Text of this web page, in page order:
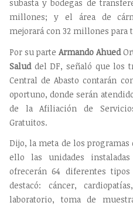
subasta y bodegas de
millones; y el área de
mejorará con 32 millones para
Por su parte Armando Ahued
Saluddel DF, señaló que los
Central de Abasto contarán
oportuno, donde serán
de la Afiliación de
Gratuitos.
Dijo, la meta de los
ello las unidades
ofrecerán 64 diferentes
destacó: cáncer,
laboratorio, toma de